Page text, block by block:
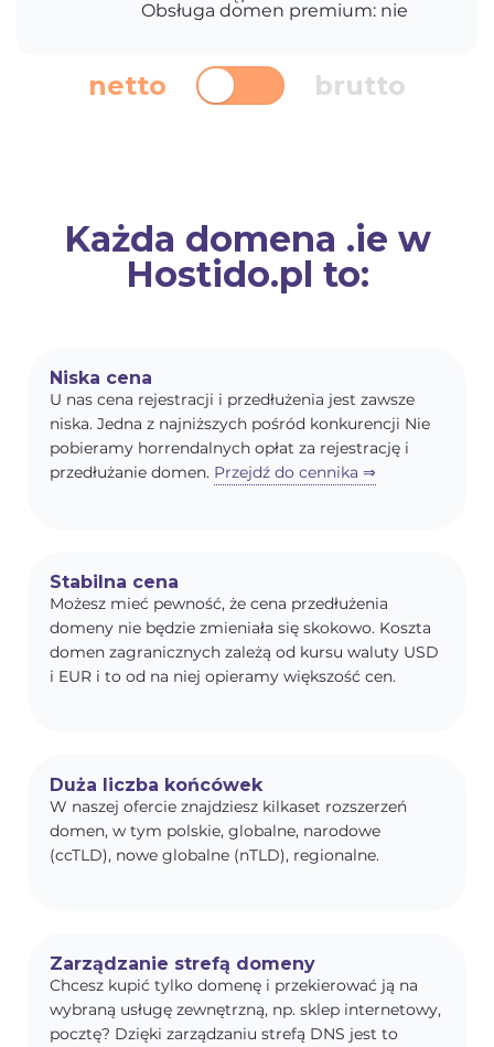
Obsługa domen premium: nie
netto brutto
Każda domena .ie w
Hostido.pl to:
Niska cena
U nas cena rejestracji i przedłużenia jest zawsze
niska. Jedna z najniższych pośród konkurencji Nie
pobieramy horrendalnych opłat za rejestrację i
przedłużanie domen. Przejdź do cennika ⇒
Stabilna cena
Możesz mieć pewność, że cena przedłużenia
domeny nie będzie zmieniała się skokowo. Koszta
domen zagranicznych zależą od kursu waluty USD
i EUR i to od na niej opieramy większość cen.
Duża liczba końcówek
W naszej ofercie znajdziesz kilkaset rozszerzeń
domen, w tym polskie, globalne, narodowe
(ccTLD), nowe globalne (nTLD), regionalne.
Zarządzanie strefą domeny
Chcesz kupić tylko domenę i przekierować ją na
wybraną usługę zewnętrzną, np. sklep internetowy,
pocztę? Dzięki zarządzaniu strefą DNS jest to